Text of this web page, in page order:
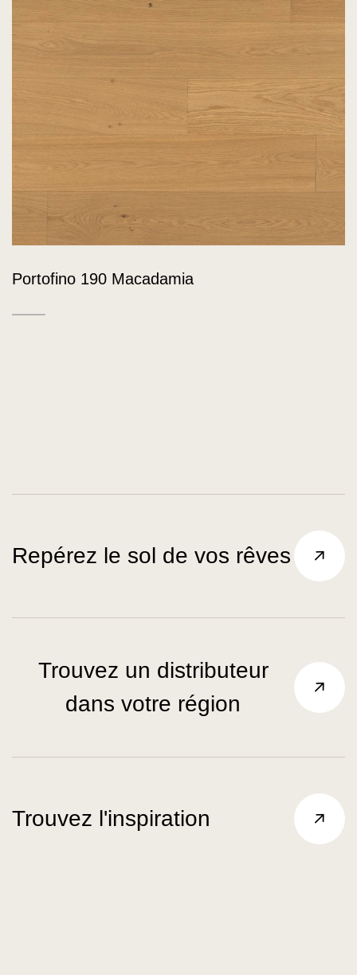
Portofino 190 Macadamia
Repérez le sol de vos rêves
Trouvez un distributeur
dans votre région
Trouvez l'inspiration